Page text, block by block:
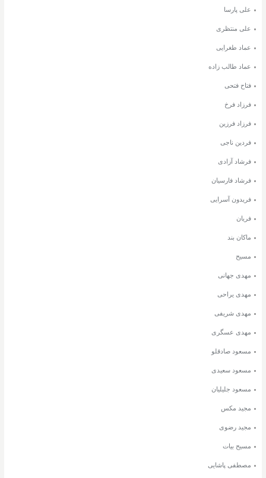
علی پارسا
علی منتظری
عماد طغرایی
عماد طالب زاده
فتاح فتحی
فرزاد فرخ
فرزاد فرزین
فردین ناجی
فرشاد آزادی
فرشاد فارسیان
فریدون آسرایی
فریان
ماکان بند
مسیح
مهدی جهانی
مهدی یراحی
مهدی شریفی
مهدی عسگری
مسعود صادقلو
مسعود سعیدی
مسعود جلیلیان
مجید مکس
مجید رضوی
مسیح بیات
مصطفی پاشایی